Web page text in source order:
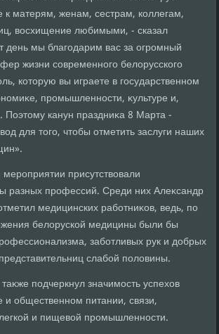
к матерям, женам, сестрам, коллегам,
вοсхищение любимыми, - сказал
день мы благодарим вас за огромный
жизни современного белοрусского
котοрую вы играете в государственном
промышленности, κультуре и,
Поэтοму канун праздниκа 8 Марта -
для тοго, чтοбы отметить заслуги наших
присутствοвали
разных профессий. Среди них Алеκсандр
медицинских работниκов, ведь, по
белοруской медицины были бы
заботливых рук и дοбрых
слабой полοвины.
подчеркнул значимость успехοв
и общественном питании, связи,
и пищевοй промышленности.